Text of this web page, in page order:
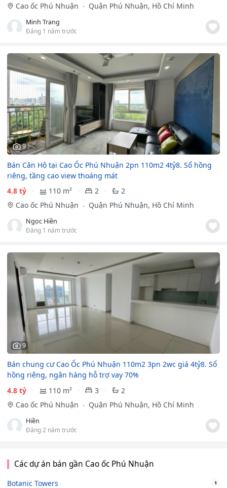
Cao ốc Phú Nhuận
Quận Phú Nhuận, Hồ Chí Minh
Minh Trang
Đăng 1 năm trước
9
Bán Căn Hộ tại Cao Ốc Phú Nhuận 2pn 110m2 4tỷ8. Sổ hồng
riêng, tầng cao view thoáng mát
4.8 tỷ
110 m² 2
2
Cao ốc Phú Nhuận
Quận Phú Nhuận, Hồ Chí Minh
Ngọc Hiền
Đăng 1 năm trước
9
Bán chung cư Cao Ốc Phú Nhuận 110m2 3pn 2wc giá 4tỷ8. Sổ
hồng riêng, ngân hàng hỗ trợ vay 70%
4.8 tỷ
110 m² 3
2
Cao ốc Phú Nhuận
Quận Phú Nhuận, Hồ Chí Minh
Hiền
Đăng 2 năm trước
Các dự án bán gần Cao ốc Phú Nhuận
Botanic Towers 1